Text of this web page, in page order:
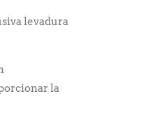
levadura
la